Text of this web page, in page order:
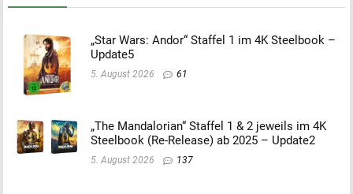
„Star Wars: Andor“ Staffel 1 im 4K Steelbook –
Update5
5. August 2026 61
„The Mandalorian“ Staffel 1 & 2 jeweils im 4K
Steelbook (Re-Release) ab 2025 – Update2
5. August 2026 137